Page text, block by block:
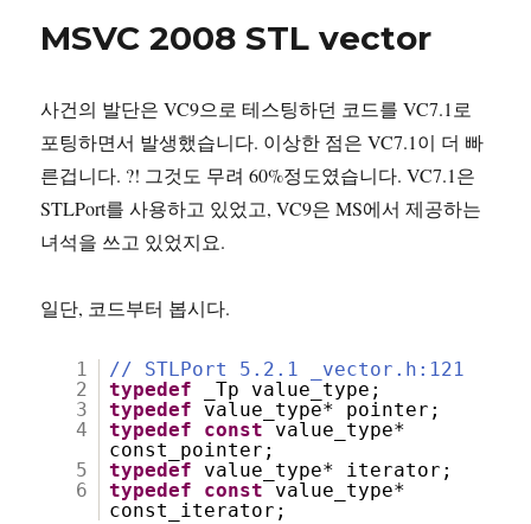
각
하
면
고.
MSVC 2008 STL vector
사건의 발단은 VC9으로 테스팅하던 코드를 VC7.1로
포팅하면서 발생했습니다. 이상한 점은 VC7.1이 더 빠
른겁니다. ?! 그것도 무려 60%정도였습니다. VC7.1은
STLPort를 사용하고 있었고, VC9은 MS에서 제공하는
녀석을 쓰고 있었지요.
일단, 코드부터 봅시다.
1
// STLPort 5.2.1 _vector.h:121
2
typedef
_Tp value_type;
3
typedef
value_type* pointer;
4
typedef const
value_type*
const_pointer;
5
typedef
value_type* iterator;
6
typedef const
value_type*
const_iterator;